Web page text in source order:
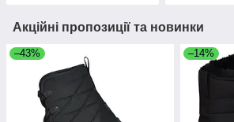
Акційні пропозиції та новинки
–43% –14%